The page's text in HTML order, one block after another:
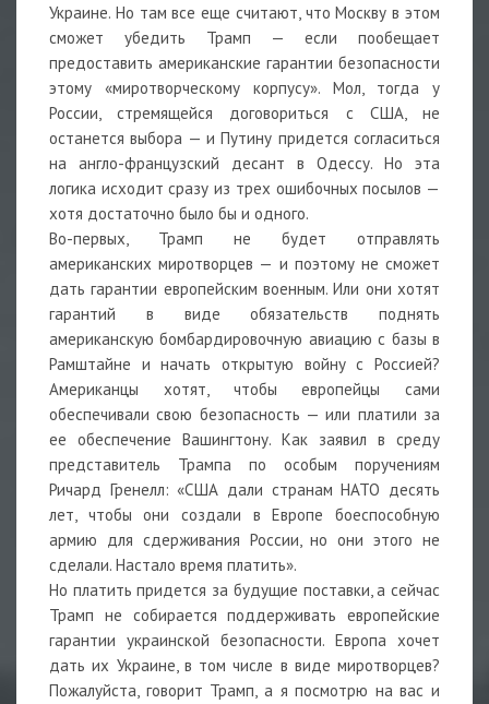
Украине. Но там все еще считают, что Москву в этом
сможет убедить Трамп — если пообещает
предоставить американские гарантии безопасности
этому «миротворческому корпусу». Мол, тогда у
России, стремящейся договориться с США, не
останется выбора — и Путину придется согласиться
на англо-французский десант в Одессу. Но эта
логика исходит сразу из трех ошибочных посылов —
хотя достаточно было бы и одного.
Во-первых, Трамп не будет отправлять
американских миротворцев — и поэтому не сможет
дать гарантии европейским военным. Или они хотят
гарантий в виде обязательств поднять
американскую бомбардировочную авиацию с базы в
Рамштайне и начать открытую войну с Россией?
Американцы хотят, чтобы европейцы сами
обеспечивали свою безопасность — или платили за
ее обеспечение Вашингтону. Как заявил в среду
представитель Трампа по особым поручениям
Ричард Гренелл: «США дали странам НАТО десять
лет, чтобы они создали в Европе боеспособную
армию для сдерживания России, но они этого не
сделали. Настало время платить».
Но платить придется за будущие поставки, а сейчас
Трамп не собирается поддерживать европейские
гарантии украинской безопасности. Европа хочет
дать их Украине, в том числе в виде миротворцев?
Пожалуйста, говорит Трамп, а я посмотрю на вас и